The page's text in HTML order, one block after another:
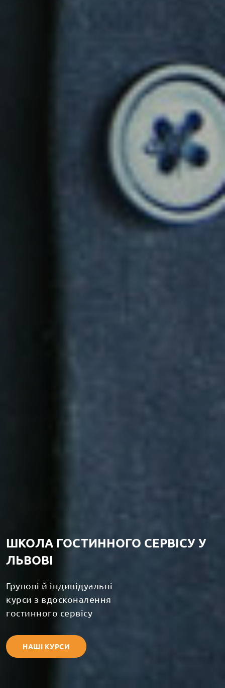
ШКОЛА ГОСТИННОГО СЕРВІСУ У
ЛЬВОВІ
Групові й індивідуальні
курси з вдосконалення
гостинного сервісу
НАШІ КУРСИ